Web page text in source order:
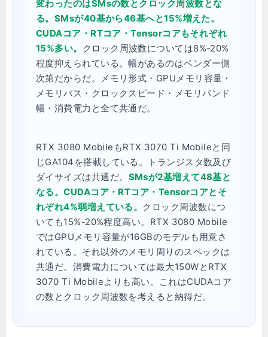
変わったのはSMsの数とクロック周波数とな
る。SMsが40基から46基へと15%増えた。
CUDAコア・RTコア・Tensorコアもそれぞれ
15%多い。
クロック周波数については8%-20%
程度抑えられている。幅があるのはベンダー側
次第だからだ。メモリ形式・GPUメモリ容量・
メモリバス・クロックスピード・メモリバンド
幅・消費電力と全て共通だ。
RTX 3080 MobileもRTX 3070 Ti Mobileと同
じGA104を搭載している。トランジスタ数及び
ダイサイズは共通だ。 SMsが2基増えて48基と
なる。CUDAコア・RTコア・Tensorコアとそ
れぞれ4%弱増えている。 クロック周波数につ
いても15%-20%程度高い。RTX 3080 Mobile
ではGPUメモリ容量が16GBのモデルも用意さ
れている。それ以外のメモリ周りのスペックは
共通だ。消費電力については最大150WとRTX
3070 Ti Mobileよりも高い。これはCUDAコア
の数とクロック周波数を考えると納得だ。